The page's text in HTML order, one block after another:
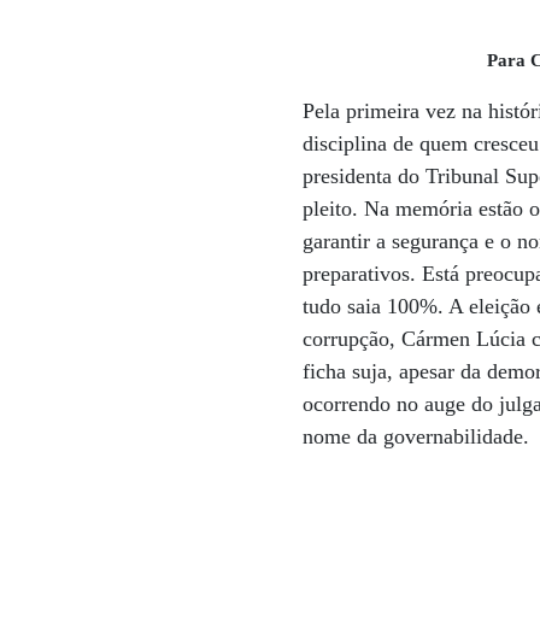
Para
Pela primeira vez na
disciplina de quem
presidenta do Tribunal
pleito. Na memória estão
garantir a segurança e o
preparativos. Está
tudo saia 100%. A eleição
corrupção, Cármen Lúcia
ficha suja, apesar da
ocorrendo no auge do
nome da governabilidade.